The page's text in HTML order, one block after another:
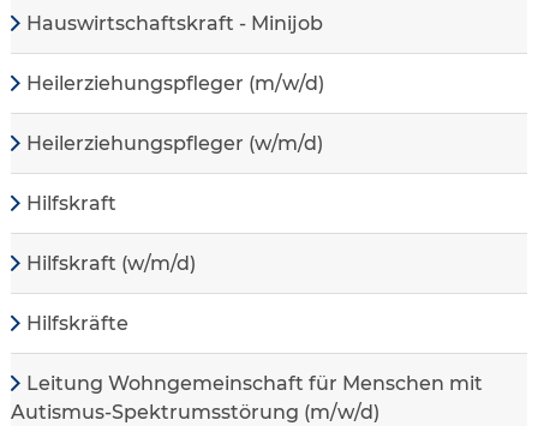
Hauswirtschaftskraft - Minijob
Heilerziehungspfleger (m/w/d)
Heilerziehungspfleger (w/m/d)
Hilfskraft
Hilfskraft (w/m/d)
Hilfskräfte
Leitung Wohngemeinschaft für Menschen mit
Autismus-Spektrumsstörung (m/w/d)